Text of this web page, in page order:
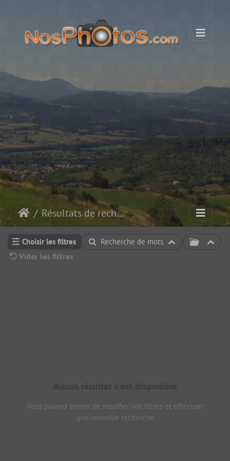
Résultats de recherche
Choisir les filtres Recherche de mots
Vider les filtres
Vous pouvez tenter de modifier vos filtres et effectuer
une nouvelle recherche